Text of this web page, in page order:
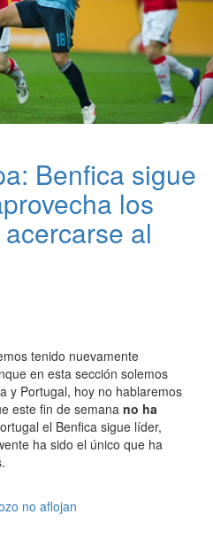
Benfica sigue
los
al
tenido nuevamente
en esta sección solemos
y Portugal, hoy no hablaremos
este fin de semana no ha
el Benfica sigue líder,
ha sido el único que ha